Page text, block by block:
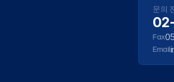
문의
Fax
Email